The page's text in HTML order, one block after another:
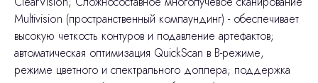
Multivision (пространственный компаундинг) - обеспечивает
высокую четкость контуров и подавление артефактов;
автоматическая оптимизация QuickScan в В-режиме,
режиме цветного и спектрального доплера; поддержка